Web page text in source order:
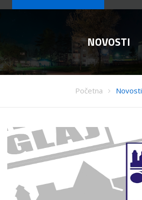
NOVOSTI
Početna Novosti